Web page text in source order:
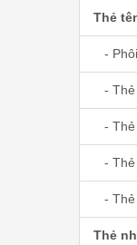
Thẻ
-
- Thẻ
- Thẻ
- Thẻ
- Thẻ
Thẻ